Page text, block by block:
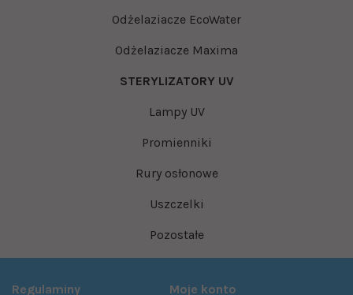
Odżelaziacze EcoWater
Odżelaziacze Maxima
STERYLIZATORY UV
Lampy UV
Promienniki
Rury osłonowe
Uszczelki
Pozostałe
Regulaminy Moje konto